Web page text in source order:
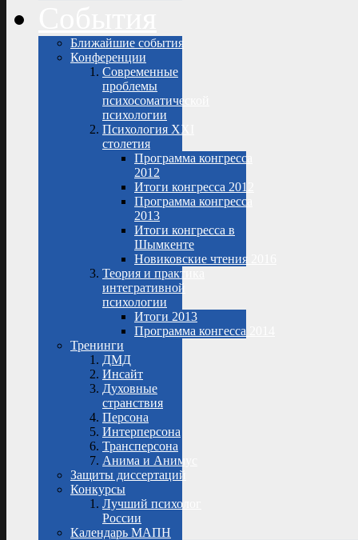
Ближайшие события
Конференции
Современные
проблемы
психосоматической
психологии
Психология XXI
столетия
Программа конгресса
2012
Итоги конгресса 2012
Программа конгресса
2013
Итоги конгресса в
Шымкенте
Новиковские чтения 2016
Теория и практика
интегративной
психологии
Итоги 2013
Программа конгесса 2014
Тренинги
ДМД
Инсайт
Духовные
странствия
Персона
Интерперсона
Трансперсона
Анима и Анимус
Защиты диссертаций
Конкурсы
Лучший психолог
России
Календарь МАПН